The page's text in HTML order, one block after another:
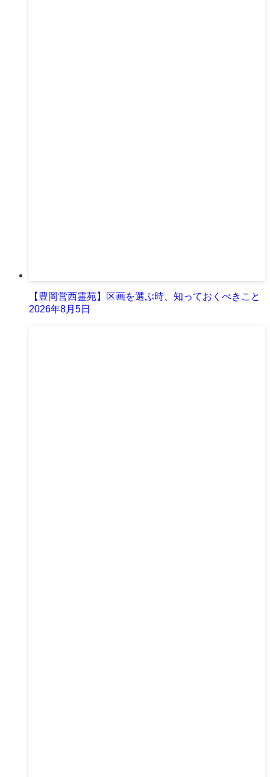
【豊岡営西霊苑】区画を選ぶ時、知っておくべきこと
2026年8月5日